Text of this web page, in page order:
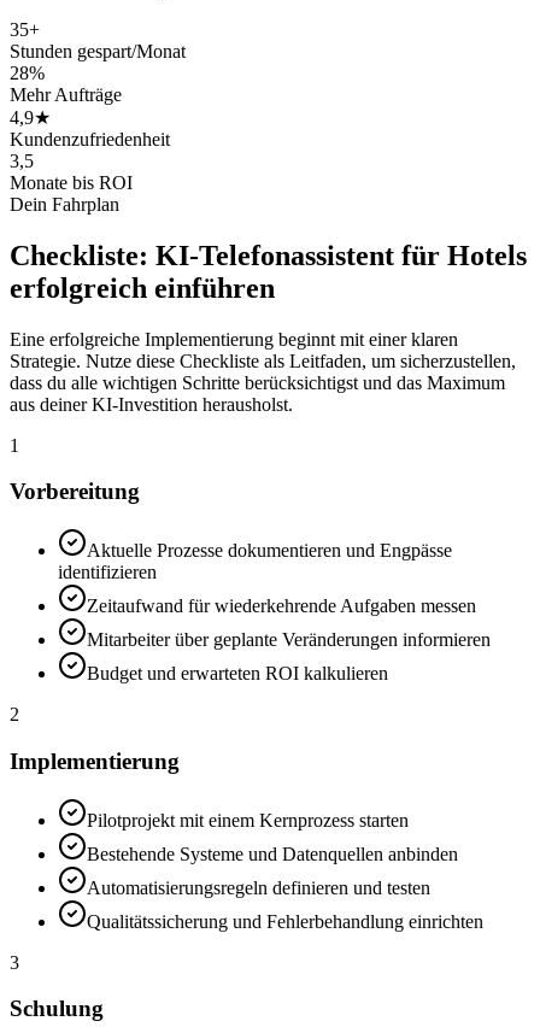
35+
Stunden gespart/Monat
28%
Mehr Aufträge
4,9★
Kundenzufriedenheit
3,5
Monate bis ROI
Dein Fahrplan
Checkliste: KI-Telefonassistent für Hotels
erfolgreich einführen
Eine erfolgreiche Implementierung beginnt mit einer klaren
Strategie. Nutze diese Checkliste als Leitfaden, um sicherzustellen,
dass du alle wichtigen Schritte berücksichtigst und das Maximum
aus deiner KI-Investition herausholst.
1
Vorbereitung
Aktuelle Prozesse dokumentieren und Engpässe
identifizieren
Zeitaufwand für wiederkehrende Aufgaben messen
Mitarbeiter über geplante Veränderungen informieren
Budget und erwarteten ROI kalkulieren
2
Implementierung
Pilotprojekt mit einem Kernprozess starten
Bestehende Systeme und Datenquellen anbinden
Automatisierungsregeln definieren und testen
Qualitätssicherung und Fehlerbehandlung einrichten
3
Schulung